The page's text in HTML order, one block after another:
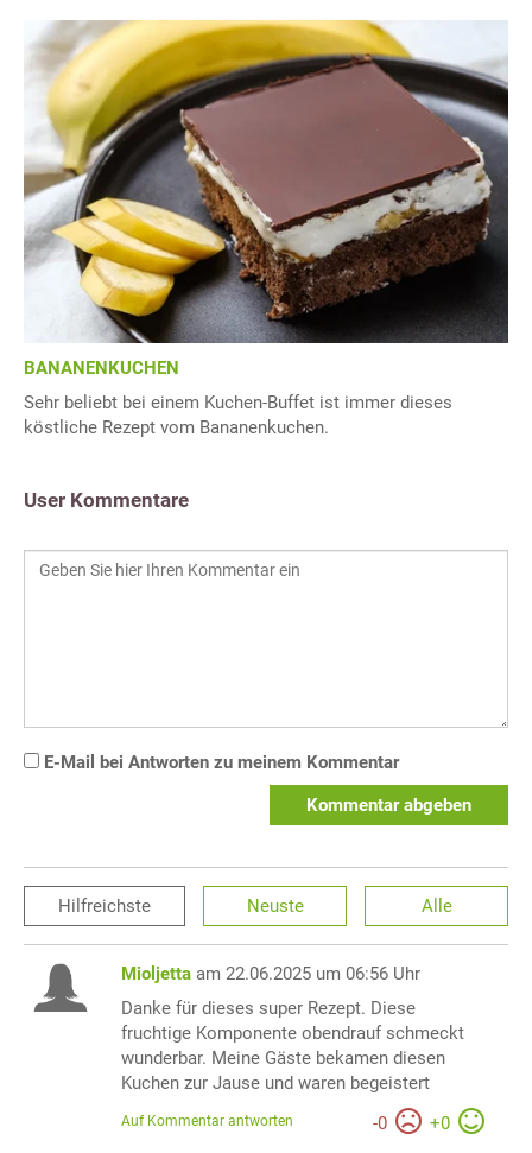
BANANENKUCHEN
Sehr beliebt bei einem Kuchen-Buffet ist immer dieses
köstliche Rezept vom Bananenkuchen.
User Kommentare
E-Mail bei Antworten zu meinem Kommentar
Kommentar abgeben
Hilfreichste Neuste Alle
Mioljetta am 22.06.2025 um 06:56 Uhr
Danke für dieses super Rezept. Diese
fruchtige Komponente obendrauf schmeckt
wunderbar. Meine Gäste bekamen diesen
Kuchen zur Jause und waren begeistert
-0 +0
Auf Kommentar antworten